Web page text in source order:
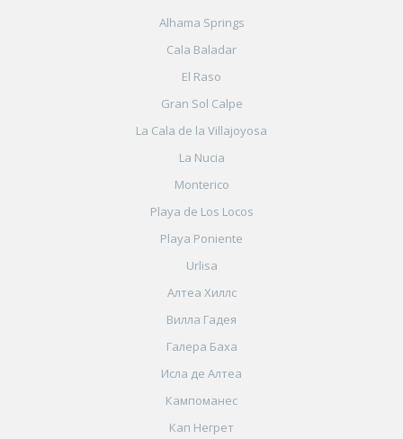
Alhama Springs
Cala Baladar
El Raso
Gran Sol Calpe
La Cala de la Villajoyosa
La Nucia
Monterico
Playa de Los Locos
Playa Poniente
Urlisa
Алтеа Хиллс
Вилла Гадея
Галера Баха
Исла де Алтеа
Кампоманес
Кап Негрет